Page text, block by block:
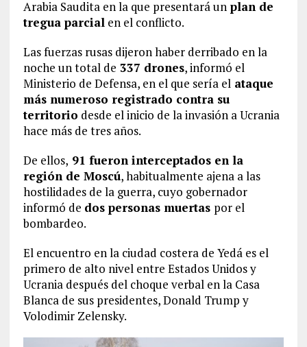
Arabia Saudita en la que presentará unplan de
tregua parcialen el conflicto.
Las fuerzas rusas dijeron haber derribado en la
noche un total de 337 drones, informó el
Ministerio de Defensa, en el que sería elataque
más numeroso registrado contra su
territorio desde el inicio de la invasión a Ucrania
hace más de tres años.
De ellos, 91 fueron interceptados en la
región de Moscú, habitualmente ajena a las
hostilidades de la guerra, cuyo gobernador
informó de dos personas muertas por el
bombardeo.
El encuentro en la ciudad costera de Yedá es el
primero de alto nivel entre Estados Unidos y
Ucrania después del choque verbal en la Casa
Blanca de sus presidentes, Donald Trump y
Volodimir Zelensky.